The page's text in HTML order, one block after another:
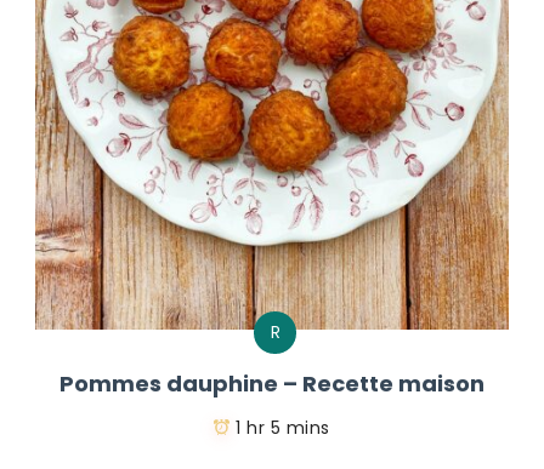
R
Pommes dauphine – Recette maison
1 hr 5 mins